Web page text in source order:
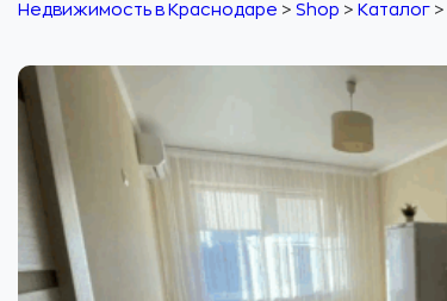
Недвижимость в Краснодаре > Shop > Каталог >